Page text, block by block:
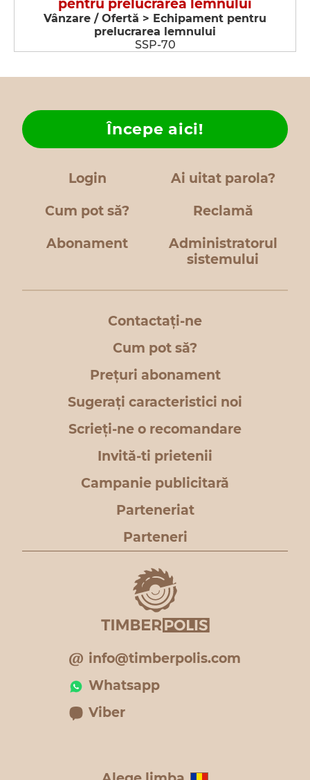
pentru prelucrarea lemnului
Vânzare / Ofertă > Echipament pentru
prelucrarea lemnului
SSP-70
Login Ai uitat parola?
Cum pot să?
Începe aici!
Reclamă
Abonament
Administratorul
sistemului
Contactați-ne
Cum pot să?
Prețuri abonament
Sugerați caracteristici noi
Scrieți-ne o recomandare
Invită-ti prietenii
Campanie publicitară
Parteneriat
Parteneri
info@timberpolis.com
Whatsapp
Viber